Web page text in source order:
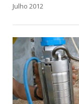
Julho 2012